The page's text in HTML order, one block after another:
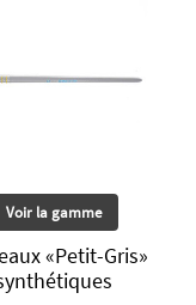
Voir la gamme
«Petit-Gris»